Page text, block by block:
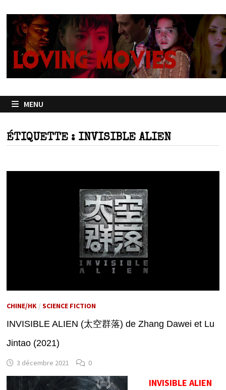
contenu
MENU
ÉTIQUETTE : INVISIBLE ALIEN
CHINE/HK/ SCIENCE FICTION
INVISIBLE ALIEN (太空群落) de Zhang Dawei et Lu
Jintao (2021)
3 décembre 2021 0
INVISIBLE ALIEN